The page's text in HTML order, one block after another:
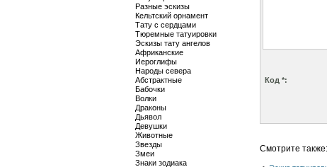
Разные эскизы
Кельтский орнамент
Тату с сердцами
Тюремные татуировки
Эскизы тату ангелов
Африканские
Иероглифы
Народы севера
Абстрактные
Бабочки
Волки
Драконы
Дьявол
Девушки
Животные
Звезды
Змеи
Знаки зодиака
Код *:
Смотрите также: